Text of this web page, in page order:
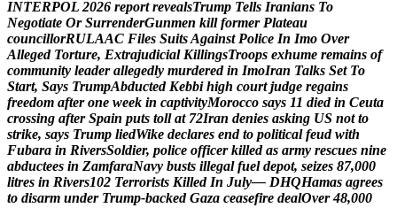
INTERPOL 2026 report revealsTrump Tells Iranians To
Negotiate Or SurrenderGunmen kill former Plateau
councillorRULAAC Files SuitsAgainst Police In Imo Over
Alleged Torture, Extrajudicial KillingsTroops exhume remains of
community leader allegedly murdered in ImoIran Talks Set To
Start, Says TrumpAbducted Kebbi high court judge regains
freedom after one week in captivityMorocco says 11 died in Ceuta
crossing after Spain puts toll at 72Iran denies asking US not to
strike, says Trump liedWike declares end to political feud with
Fubara in RiversSoldier, police officer killed as army rescues nine
abductees in ZamfaraNavy busts illegal fuel depot, seizes 87,000
litres in Rivers102 Terrorists Killed In July— DHQHamas agrees
to disarm under Trump-backed Gaza ceasefire dealOver 48,000